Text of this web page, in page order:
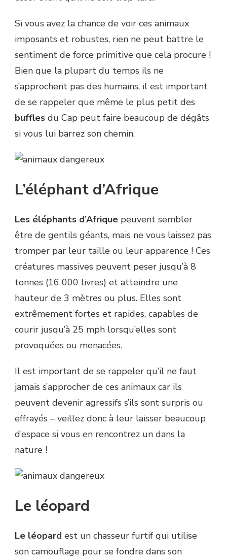
Si vous avez la chance de voir ces animaux
imposants et robustes, rien ne peut battre le
sentiment de force primitive que cela procure !
Bien que la plupart du temps ils ne
s’approchent pas des humains, il est important
de se rappeler que même le plus petit des
buffles du Cap peut faire beaucoup de dégâts
si vous lui barrez son chemin.
L’éléphant d’Afrique
Les éléphants d’Afrique peuvent sembler
être de gentils géants, mais ne vous laissez pas
tromper par leur taille ou leur apparence ! Ces
créatures massives peuvent peser jusqu’à 8
tonnes (16 000 livres) et atteindre une
hauteur de 3 mètres ou plus. Elles sont
extrêmement fortes et rapides, capables de
courir jusqu’à 25 mph lorsqu’elles sont
provoquées ou menacées.
Il est important de se rappeler qu’il ne faut
jamais s’approcher de ces animaux car ils
peuvent devenir agressifs s’ils sont surpris ou
effrayés – veillez donc à leur laisser beaucoup
d’espace si vous en rencontrez un dans la
nature !
Le léopard
Le léopard est un chasseur furtif qui utilise
son camouflage pour se fondre dans son